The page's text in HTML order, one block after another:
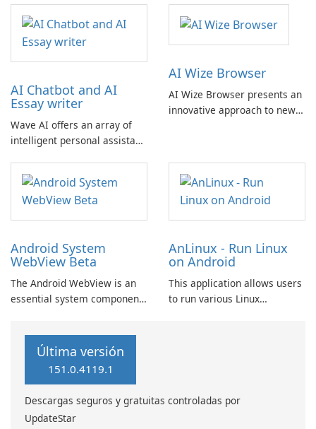
shortcuts.
innovations. Your assistance
is requested!
AI Chatbot and AI
Essay writer
Wave AI offers an array of
intelligent personal assistant
Chat GPT technology. This
includes an AI essay writer,
an AI image generator, and
chatbot AI browser plugins.
AI Wize Browser
AI Wize Browser presents an
innovative approach to news
through the application of
artificial intelligence.
Android System
WebView Beta
The Android WebView is an
essential system component
seamlessly showcase web
content. Users will
appreciate the convenience
their Android experience.
AnLinux - Run Linux
on Android
This application allows users
to run various Linux
Última versión
151.0.4119.1
Descargas seguros y gratuitas controladas por
UpdateStar